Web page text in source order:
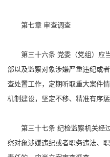
第七章 审查调查
第三十六条 党委（党组）应
部以及监察对象涉嫌严重违纪或
查处置工作，定期听取重大案件
机制建设，坚定不移、精准有序惩
第三十七条 纪检监察机关经
察对象涉嫌违纪或者职务违法、